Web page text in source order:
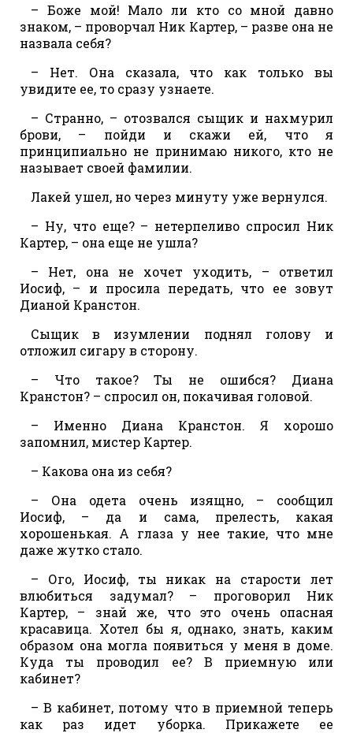
– Боже мой! Мало ли кто со мной давно
знаком, – проворчал Ник Картер, – разве она не
назвала себя?
– Нет. Она сказала, что как только вы
увидите ее, то сразу узнаете.
– Странно, – отозвался сыщик и нахмурил
брови, – пойди и скажи ей, что я
принципиально не принимаю никого, кто не
называет своей фамилии.
Лакей ушел, но через минуту уже вернулся.
– Ну, что еще? – нетерпеливо спросил Ник
Картер, – она еще не ушла?
– Нет, она не хочет уходить, – ответил
Иосиф, – и просила передать, что ее зовут
Дианой Кранстон.
Сыщик в изумлении поднял голову и
отложил сигару в сторону.
– Что такое? Ты не ошибся? Диана
Кранстон? – спросил он, покачивая головой.
– Именно Диана Кранстон. Я хорошо
запомнил, мистер Картер.
– Какова она из себя?
– Она одета очень изящно, – сообщил
Иосиф, – да и сама, прелесть, какая
хорошенькая. А глаза у нее такие, что мне
даже жутко стало.
– Ого, Иосиф, ты никак на старости лет
влюбиться задумал? – проговорил Ник
Картер, – знай же, что это очень опасная
красавица. Хотел бы я, однако, знать, каким
образом она могла появиться у меня в доме.
Куда ты проводил ее? В приемную или
кабинет?
– В кабинет, потому что в приемной теперь
как раз идет уборка. Прикажете ее